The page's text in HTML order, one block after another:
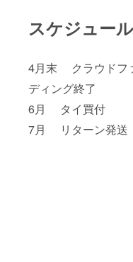
スケジュール
4月末 クラウドフ
ディング終了
6月 タイ買付
7月 リターン発送